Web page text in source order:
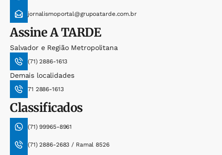
jornalismoportal@grupoatarde.com.br
AssineA TARDE
Salvador e Região Metropolitana
(71) 2886-1613
Demais localidades
71 2886-1613
Classificados
(71) 99965-8961
(71) 2886-2683 / Ramal 8526